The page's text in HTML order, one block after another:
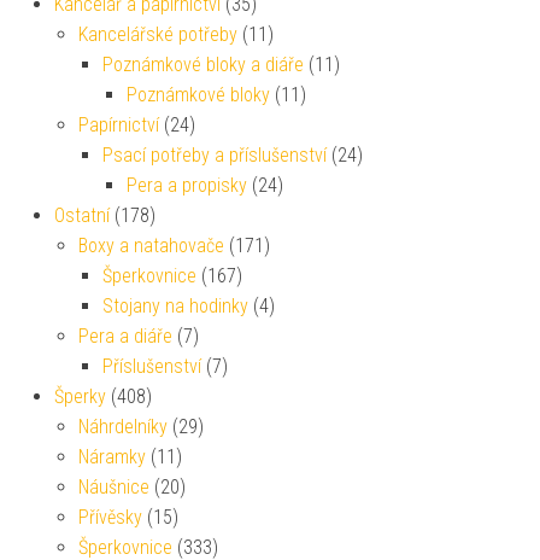
Kancelářské potřeby (11)
Poznámkové bloky a diáře (11)
Poznámkové bloky (11)
Papírnictví (24)
Psací potřeby a příslušenství (24)
Pera a propisky (24)
Ostatní (178)
Boxy a natahovače (171)
Šperkovnice (167)
Stojany na hodinky (4)
Pera a diáře (7)
Příslušenství (7)
Šperky (408)
Náhrdelníky (29)
Náramky (11)
Náušnice (20)
Přívěsky (15)
Šperkovnice (333)